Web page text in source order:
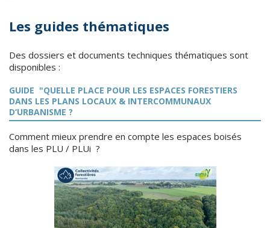
Les guides thématiques
Des dossiers et documents techniques thématiques sont
disponibles :
GUIDE "QUELLE PLACE POUR LES ESPACES FORESTIERS
DANS LES PLANS LOCAUX & INTERCOMMUNAUX
D’URBANISME ?
Comment mieux prendre en compte les espaces boisés
dans les PLU / PLUi ?